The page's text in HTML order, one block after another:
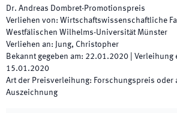
Dr. Andreas Dombret-Promotionspreis
Verliehen von: Wirtschaftswissenschaftliche
Westfälischen Wilhelms-Universität Münster
Verliehen an:
Jung, Christopher
Bekannt gegeben am: 22.01.2020 Verleihung
15.01.2020
Art der Preisverleihung: Forschungspreis oder
Auszeichnung